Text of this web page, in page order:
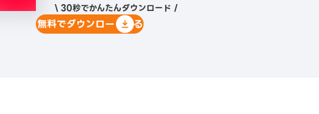
\ 30秒でかんたんダウンロード /
無料でダウンロードする